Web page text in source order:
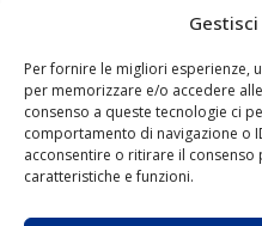
Per fornire le migliori esperienze,
per memorizzare e/o accedere
consenso a queste tecnologie ci
comportamento di navigazione o
acconsentire o ritirare il consenso
caratteristiche e funzioni.
Informazioni su NØRDIS
Notizie